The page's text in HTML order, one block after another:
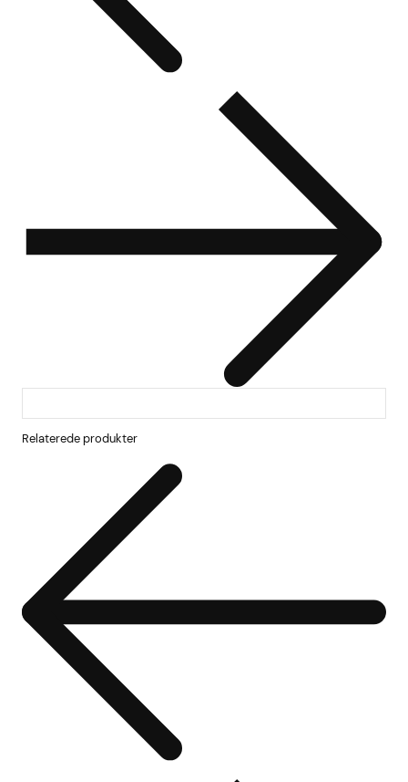
Relaterede produkter